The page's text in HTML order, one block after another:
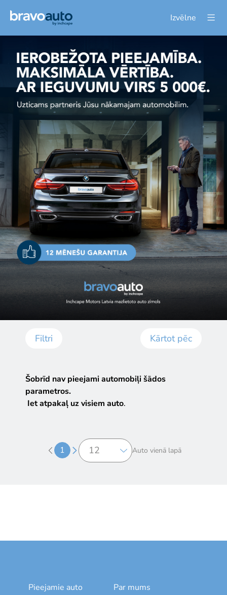
Izvēlne
Filtri Kārtot pēc
Šobrīd nav pieejami automobiļi šādos
parametros.
Iet atpakaļ uz visiem auto.
1 Auto vienā lapā
Pieejamie auto
Par mums